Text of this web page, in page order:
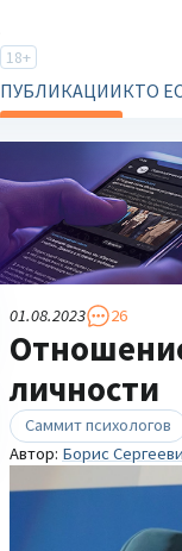
18+
ПУБЛИКАЦИИКТО
01.08.2023 26
личности
Саммит психологов
Автор: Борис